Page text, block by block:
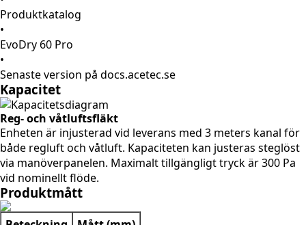
Produktkatalog
•
EvoDry 60 Pro
•
Senaste version på docs.acetec.se
Kapacitet
Reg- och våtluftsfläkt
Enheten är injusterad vid leverans med 3 meters kanal för
både regluft och våtluft. Kapaciteten kan justeras steglöst
via manöverpanelen. Maximalt tillgängligt tryck är 300 Pa
vid nominellt flöde.
Produktmått